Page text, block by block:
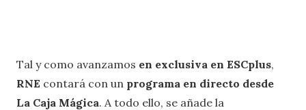
Tal y como avanzamos en exclusiva en ESCplus,
RNE contará con un programa en directo desde
La Caja Mágica. A todo ello, se añade la